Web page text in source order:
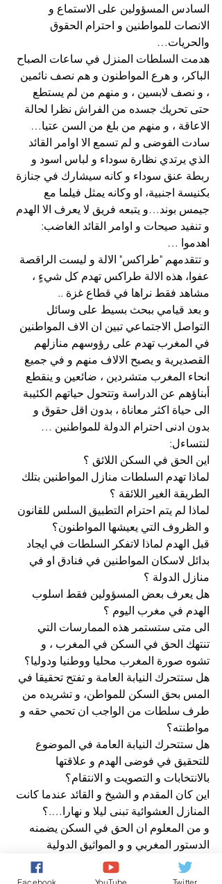
السادس المسؤولين على الاستماع و
الانصات للمواطنين و احترام الحقوق
والحريات…
هدمت السلطات المنزل في ساعات الصباح
الباكر، و هرع المواطنون و هم نصف نائمين
، و نصف لابسين ، و منهم من لم يستطع
حتى تحريك جسده من الفراش نظرا لحالة
الاعاقة ، و منهم من بلغ من السن عتيا…
سادت الفوضى و لم تسمع الا اوامر القائد
الذي يرتدي نظارة سوداء و لباس اسود و
ربطة عنق سوداء و كانه سيشارك في جنازة
بكنيسة اجنبية، او وكانه يمثل فيلما مع
جيمس بوند…و يتبعه فريق لا يعرف الا الهدم
و تنفيد صيحات و اوامر القائد الغاضب:
اهدموا …
و تتقدمهم "طراكس" الالة و ليست الراقصة
عفوا، هذه الالة طراكس تهدم كل شيءٍ ،
مشاهد فقط نراها في قطاع غزة ..
و بعد قيامي ببحث بسيط على وسائل
التواصل الاجتماعي تبين ان الاف المواطنين
في المغرب تهدم على رؤوسهم منازلهم
القصديرية و يصبح الالاف منهم و في جميع
انحاء المغرب متشردين ، ضائعين و ينقطع
أبناؤهم عن الدراسة وتتحول حياتهم الكئيبة
الى حياة اكثر معاناة ، بدون اقل حقوق و
بدون ادنى احترام الدولة للمواطنين …
لنتساءل:
اين الحق في السكن اللائق ؟
لماذا تهدم السلطات منازل المواطنين بتلك
الطريقة الغير اللائقة ؟
لماذا لم يتم احترام التطبيق السلس للقانون
و الظروف التي يعيشها المواطنون؟
قبل الهدم لماذا لاتفكر السلطات في ايجاد
بدائل لاسكان المواطنين في فنادق او في
منازل الدولة ؟
هل يعرف بعض المسؤولين فقط اسلوب
الهدم في مغرب اليوم ؟
الى متى ستستمر هذه الممارسات التي
تنتهك الحق في السكن في المغرب ، و
تشوه صورة المغرب محليا ووطنيا ودوليا؟
هل ستتحرك النيابة العامة و تفتح تحقيقا في
المس بحق السكن للمواطن، و تشريده من
طرف سلطات من الواجب ان تحمي حقه و
مواطنته؟
هل ستتحرك النيابة العامة في الموضوع
للتحقيق في فوضى الهدم و علاقتها
بالانتخابات و التصويت و الانتقام؟
اين كان المقدم و الشيخ و القائد عندما كانت
المنازل العشوائية تبنى ليلا و نهارا….؟
و من المعلوم ان الحق في السكن يضمنه
الدستور المغربي و و المواثيق الدولية
لحقوق الانسان .
عن صباح الخير يا وطني
Facebook YouTube Twitter